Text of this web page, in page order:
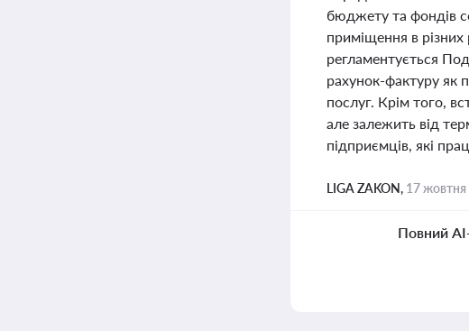
бюджету та фондів
приміщення в
регламентується
рахунок-фактуру як
послуг. Крім того,
але залежить від
підприємців, які
LIGA ZAKON, 17
Повний AI-